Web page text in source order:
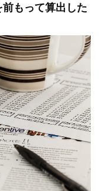
もって算出した